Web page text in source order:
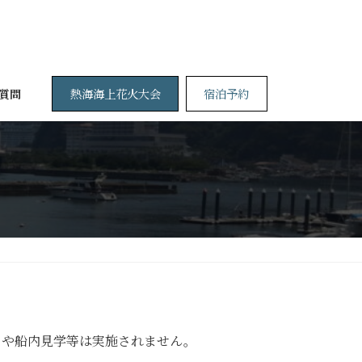
問 熱海海上花火大会 宿泊予約
内見学等は実施されません。